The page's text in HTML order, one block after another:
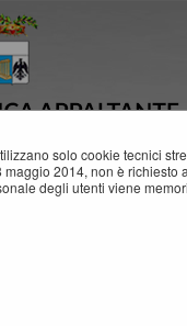
solo cookie tecnici
maggio 2014, non è richiesto
degli utenti viene